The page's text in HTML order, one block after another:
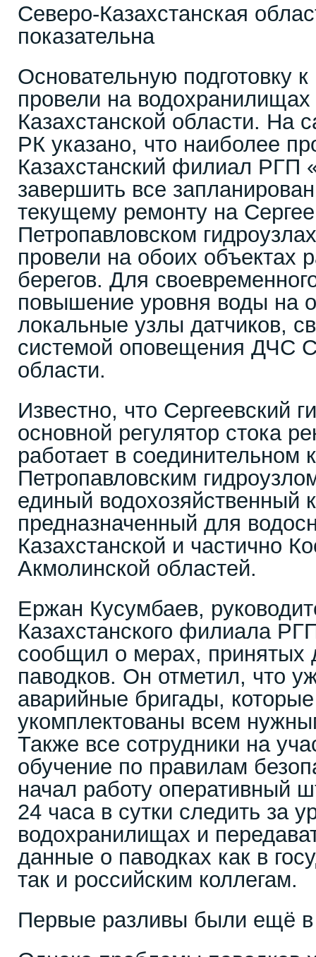
Северо-Казахстанская
показательна
Основательную подготовку
провели на
Казахстанской области. На
РК указано, что наиболее
Казахстанский филиал РГП
завершить все
текущему ремонту на
Петропавловском
провели на обоих объектах
берегов. Для
повышение уровня воды на
локальные узлы датчиков,
системой оповещения ДЧС
области.
Известно, что Сергеевский
основной регулятор стока
работает в соединительном
Петропавловским
единый водохозяйственный
предназначенный для
Казахстанской и частично
Акмолинской областей.
Ержан Кусумбаев,
Казахстанского филиала
сообщил о мерах, принятых
паводков. Он отметил, что
аварийные бригады,
укомплектованы всем
Также все сотрудники на
обучение по правилам
начал работу оперативный
24 часа в сутки следить за
водохранилищах и
данные о паводках как в
так и российским коллегам.
Первые разливы были ещё